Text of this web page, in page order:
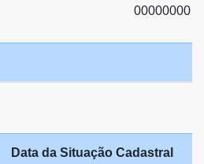
00000000
Data da Situação Cadastral